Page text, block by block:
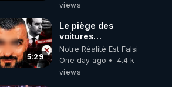
views
5:29
Le piège des
voitures
électriques se
referme sur les
usagers !
Notre Réalité Est Falsifiée Et
One day ago
4.4 k
views